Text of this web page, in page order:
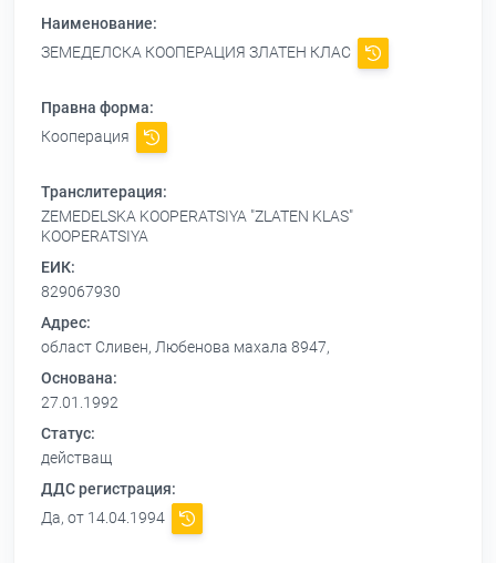
Наименование:
ЗЕМЕДЕЛСКА КООПЕРАЦИЯ ЗЛАТЕН КЛАС
Правна форма:
Кооперация
Транслитерация:
ZEMEDELSKA KOOPERATSIYA "ZLATEN KLAS"
KOOPERATSIYA
ЕИК:
829067930
Адрес:
област Сливен, Любенова махала 8947,
Основана:
27.01.1992
Статус:
действащ
ДДС регистрация:
Да, от 14.04.1994